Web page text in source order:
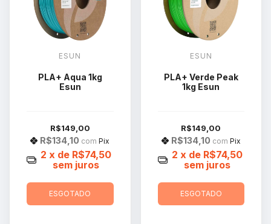
ESUN
PLA+ Aqua 1kg
Esun
R$149,00
R$134,10 com Pix
2 x de R$74,50
sem juros
ESGOTADO
ESUN
PLA+ Verde Peak
1kg Esun
R$149,00
R$134,10 com Pix
2 x de R$74,50
sem juros
ESGOTADO